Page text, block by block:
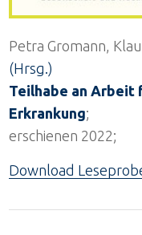
Petra Gromann,
(Hrsg.)
Teilhabe an Arbeit
Erkrankung;
erschienen 2022;
Download